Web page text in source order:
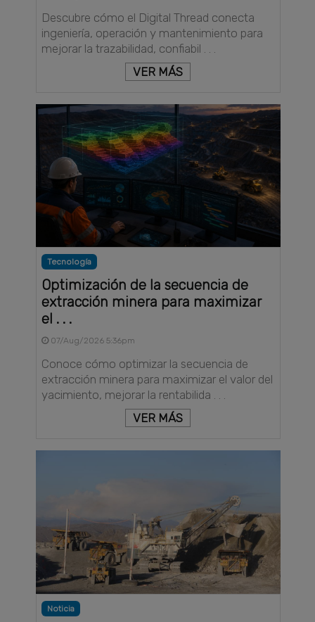
Descubre cómo el Digital Thread conecta
ingeniería, operación y mantenimiento para
mejorar la trazabilidad, confiabil . . .
VER MÁS
Tecnología
Optimización de la secuencia de
extracción minera para maximizar
el . . .
07/Aug/2026 5:36pm
Conoce cómo optimizar la secuencia de
extracción minera para maximizar el valor del
yacimiento, mejorar la rentabilida . . .
VER MÁS
Noticia